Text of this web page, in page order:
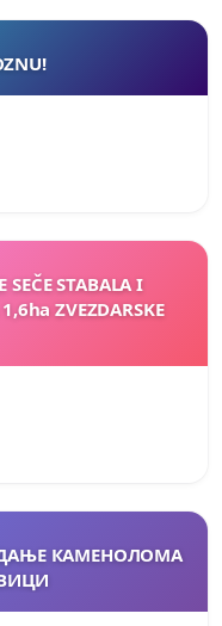
SEČE STABALA I
ZVEZDARSKE
КАМЕНОЛОМА